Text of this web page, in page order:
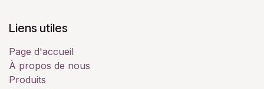
Liens utiles
Page d'accueil
À propos de nous
Produits